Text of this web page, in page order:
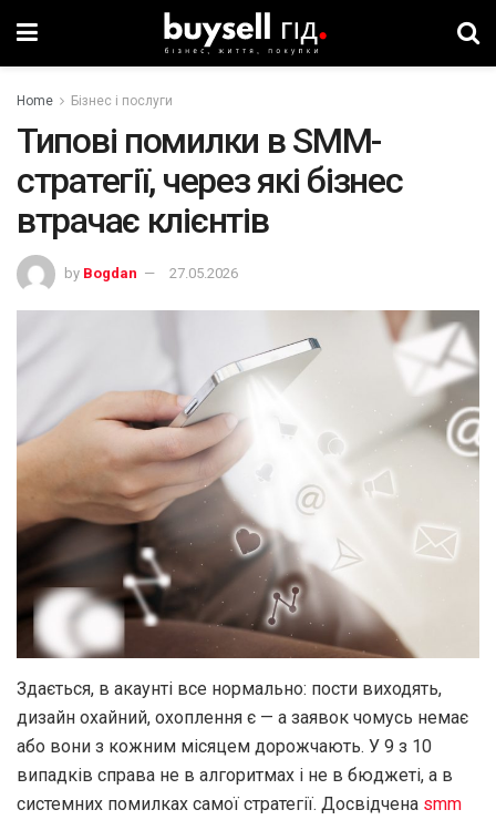
Home Бізнес і послуги
Типові помилки в SMM-
стратегії, через які бізнес
втрачає клієнтів
by Bogdan 27.05.2026
Здається, в акаунті все нормально: пости виходять,
дизайн охайний, охоплення є — а заявок чомусь немає
або вони з кожним місяцем дорожчають. У 9 з 10
випадків справа не в алгоритмах і не в бюджеті, а в
системних помилках самої стратегії. Досвідчена smm